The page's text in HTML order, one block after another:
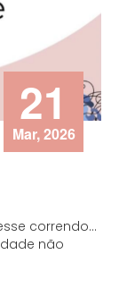
21
Mar, 2026
correndo…
não